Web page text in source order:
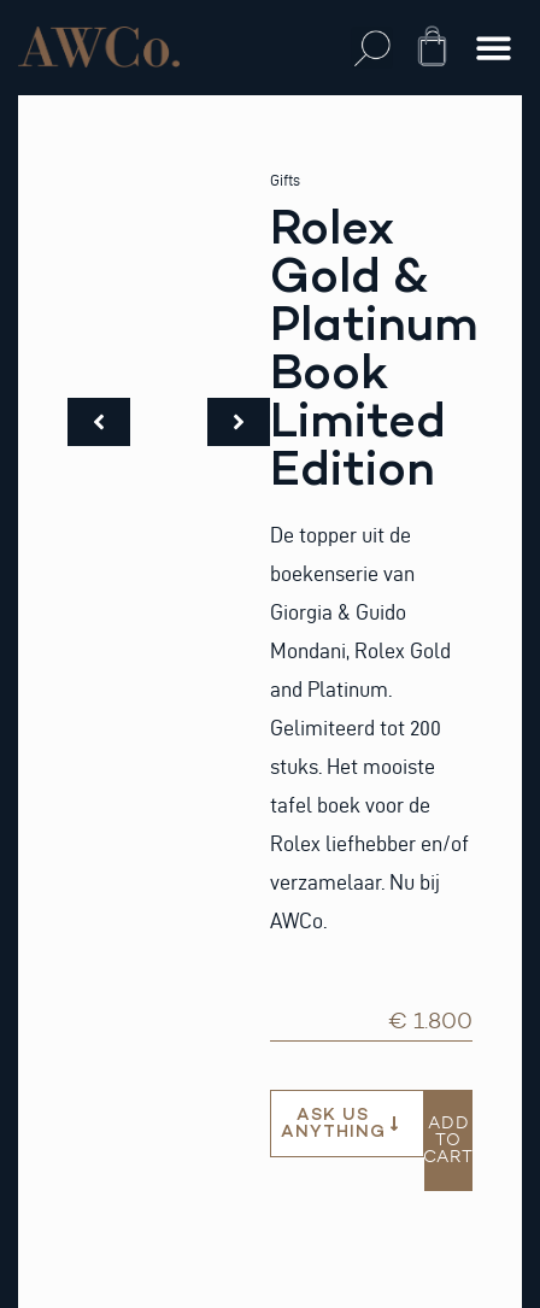
content
Cart
Gifts
Rolex
Gold &
Platinum
Book
Limited
Edition
De topper uit de
boekenserie van
Giorgia & Guido
Mondani, Rolex Gold
and Platinum.
Gelimiteerd tot 200
stuks. Het mooiste
tafel boek voor de
Rolex liefhebber en/of
verzamelaar. Nu bij
AWCo.
€ 1.800
ASK US
ANYTHING
ADD
TO
CART